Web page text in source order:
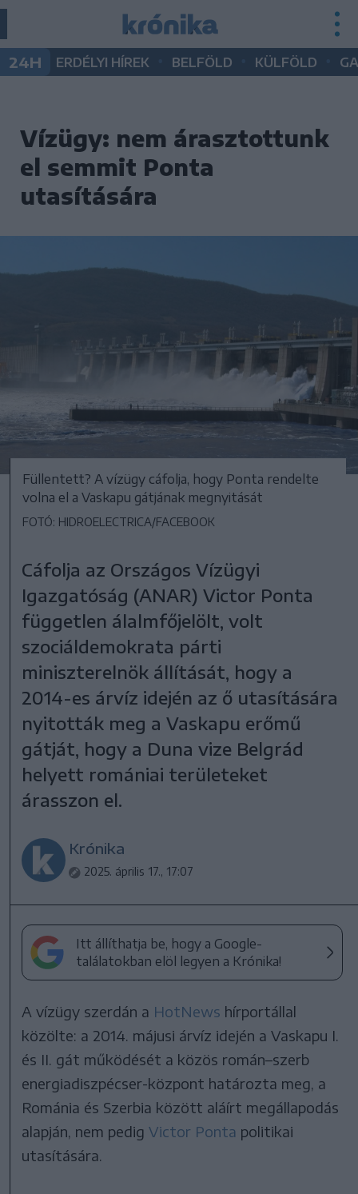
24H ERDÉLYI HÍREK BELFÖLD KÜLFÖLD
Vízügy: nem árasztottunk
el semmit Ponta
utasítására
Füllentett? A vízügy cáfolja, hogy Ponta rendelte
volna el a Vaskapu gátjának megnyitását
FOTÓ: HIDROELECTRICA/FACEBOOK
Cáfolja az Országos Vízügyi
Igazgatóság (ANAR) Victor Ponta
független álalmfőjelölt, volt
szociáldemokrata párti
miniszterelnök állítását, hogy a
2014-es árvíz idején az ő utasítására
nyitották meg a Vaskapu erőmű
gátját, hogy a Duna vize Belgrád
helyett romániai területeket
árasszon el.
Krónika
2025. április 17., 17:07
Itt állíthatja be, hogy a Google-
találatokban elöl legyen a Krónika!
A vízügy szerdán a HotNews hírportállal
közölte: a 2014. májusi árvíz idején a Vaskapu I.
és II. gát működését a közös román–szerb
energiadiszpécser-központ határozta meg, a
Románia és Szerbia között aláírt megállapodás
alapján, nem pedigVictor Ponta politikai
utasítására.